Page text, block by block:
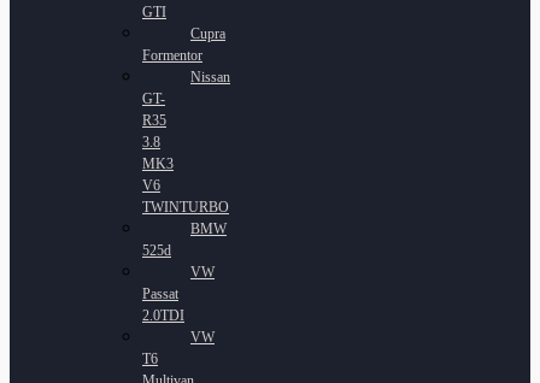
GTI
Cupra
Formentor
Nissan
GT-
R35
3.8
MK3
V6
TWINTURBO
BMW
525d
VW
Passat
2.0TDI
VW
T6